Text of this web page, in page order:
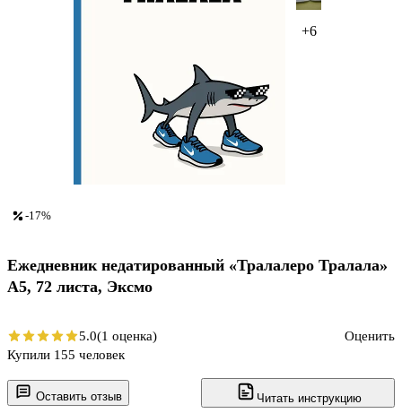
+6
Оставить отзыв Читать инструкцию
-17%
Ежедневник недатированный «Тралалеро Тралала»
А5, 72 листа, Эксмо
5.0(1 оценка)
Оценить
Купили 155 человек